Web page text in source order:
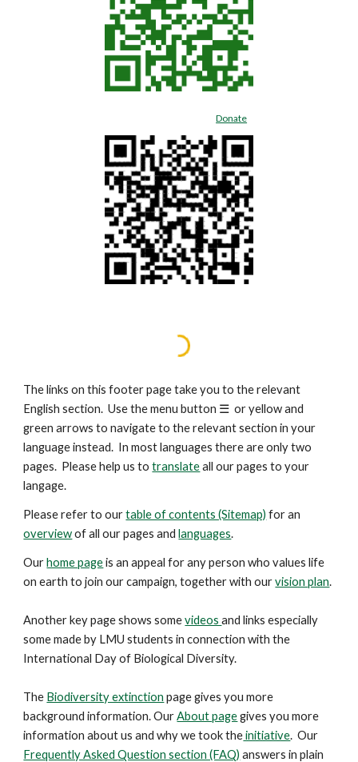
Donate
The links on this footer page take you to the relevant
English section. Use the menu button ☰or yellow and
green arrows to navigate to the relevant section in your
language instead. In most languages there are only two
pages. Please help us totranslateall our pages to your
langage.
Please refer to ourtable of contents (Sitemap) for an
overviewof all our pages andlanguages.
Ourhome pageis an appeal for any person who values life
on earth to join our campaign, together with ourvision plan.
Another keypageshows somevideosand links especially
some made by LMU students in connection with the
International Day of Biological Diversity.
The Biodiversity extinction page gives you more
background information. OurAbout pagegives you more
information about us and why we took theinitiative. Our
Frequently Asked Question section (FAQ) answers in plain